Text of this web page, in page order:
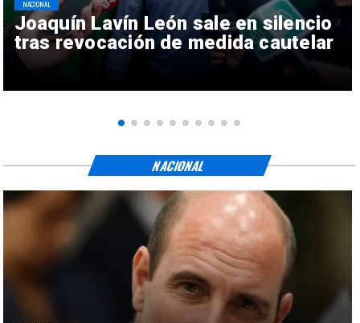
Joaquín Lavín León sale en silencio
tras revocación de medida cautelar
NACIONAL
NACIONAL